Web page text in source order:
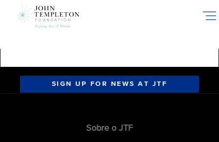
SIGN UP FOR NEWS AT JTF
Sobre o JTF